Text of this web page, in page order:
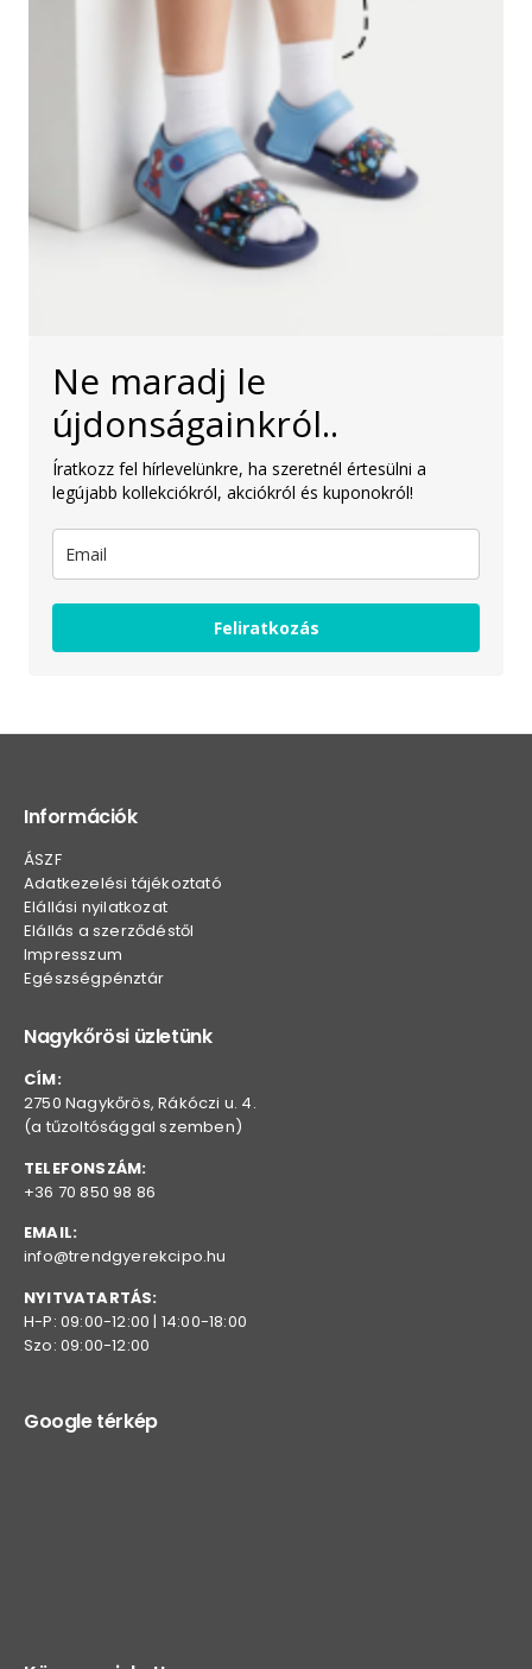
Ne maradj le
újdonságainkról..
Íratkozz fel hírlevelünkre, ha szeretnél értesülni a
legújabb kollekciókról, akciókról és kuponokról!
Feliratkozás
Információk
ÁSZF
Adatkezelési tájékoztató
Elállási nyilatkozat
Elállás a szerződéstől
Impresszum
Egészségpénztár
Nagykőrösi üzletünk
CÍM:
2750 Nagykőrös, Rákóczi u. 4.
(a tűzoltósággal szemben)
TELEFONSZÁM:
+36 70 850 98 86
EMAIL:
info@trendgyerekcipo.hu
NYITVATARTÁS:
H-P: 09:00-12:00 | 14:00-18:00
Szo: 09:00-12:00
Google térkép